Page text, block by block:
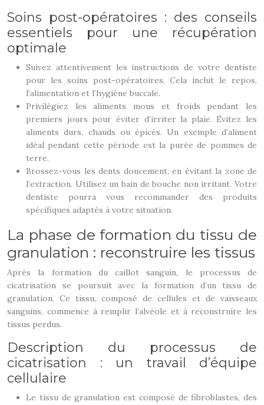
Soins post-opératoires : des conseils
essentiels pour une récupération
optimale
Suivez attentivement les instructions de votre dentiste
pour les soins post-opératoires. Cela inclut le repos,
l’alimentation et l’hygiène buccale.
Privilégiez les aliments mous et froids pendant les
premiers jours pour éviter d’irriter la plaie. Évitez les
aliments durs, chauds ou épicés. Un exemple d’aliment
idéal pendant cette période est la purée de pommes de
terre.
Brossez-vous les dents doucement, en évitant la zone de
l’extraction. Utilisez un bain de bouche non irritant. Votre
dentiste pourra vous recommander des produits
spécifiques adaptés à votre situation.
La phase de formation du tissu de
granulation : reconstruire les tissus
Après la formation du caillot sanguin, le processus de
cicatrisation se poursuit avec la formation d’un tissu de
granulation. Ce tissu, composé de cellules et de vaisseaux
sanguins, commence à remplir l’alvéole et à reconstruire les
tissus perdus.
Description du processus de
cicatrisation : un travail d’équipe
cellulaire
Le tissu de granulation est composé de fibroblastes, des